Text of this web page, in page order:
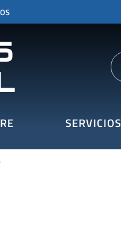
SERVICIOS